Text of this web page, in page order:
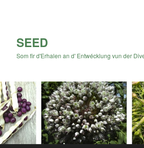
SEED
Som fir d'Erhalen an d' Entwécklung vun der